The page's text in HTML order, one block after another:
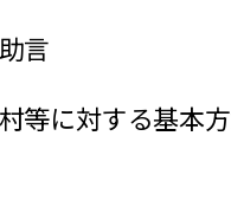
言
等に対する基本